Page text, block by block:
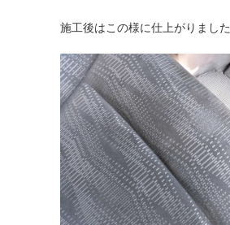
施工後はこの様に仕上がりました